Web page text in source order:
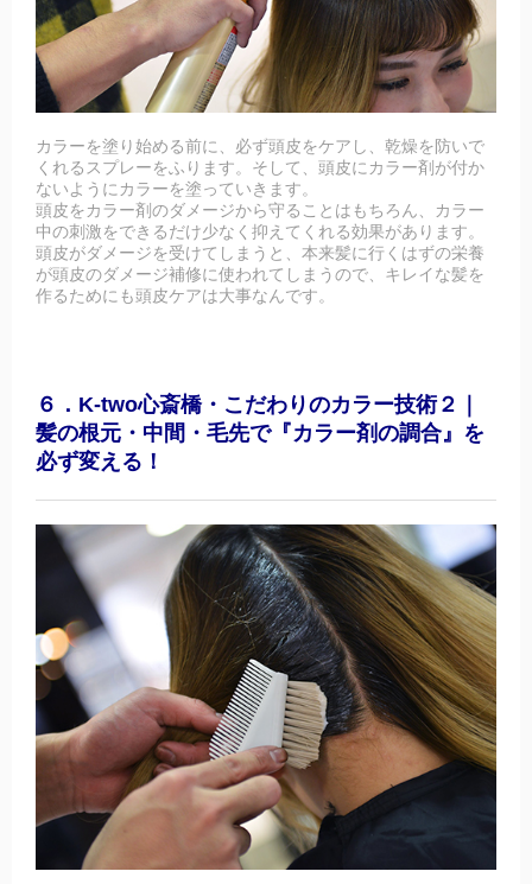
カラーを塗り始める前に、必ず頭皮をケアし、乾燥を防いで
くれるスプレーをふります。そして、頭皮にカラー剤が付か
ないようにカラーを塗っていきます。
頭皮をカラー剤のダメージから守ることはもちろん、カラー
中の刺激をできるだけ少なく抑えてくれる効果があります。
頭皮がダメージを受けてしまうと、本来髪に行くはずの栄養
が頭皮のダメージ補修に使われてしまうので、キレイな髪を
作るためにも頭皮ケアは大事なんです。
６．K-two心斎橋・こだわりのカラー技術２｜
髪の根元・中間・毛先で『カラー剤の調合』を
必ず変える！